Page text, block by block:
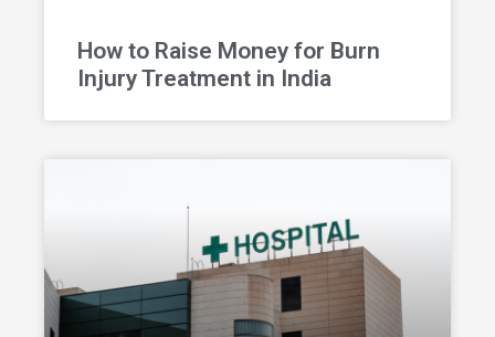
How to Raise Money for Burn
Injury Treatment in India